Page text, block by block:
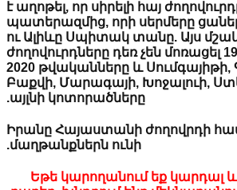
է աղոթել, որ սիրելի հայ
պատերազմից, որի
ու Ալիևը Սպիտակ տանը.
ժողովուրդները դեռ չեն
2020 թվականները և
Բաքվի, Մարագայի,
այլնի կոտորածները.
Իրանը Հայաստանի
մաղթանքներն ունի.
Եթե կարողանում եք